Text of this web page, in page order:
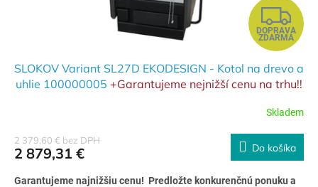
Z
A
D
A
R
M
DOPRAVA
ZDARMA
SLOKOV Variant SL27D EKODESIGN - Kotol na drevo a
uhlie 100000005 +Garantujeme nejnižší cenu na trhu!!
Skladem
2 379,60 € bez DPH
2 879,31 € Do košíka
Garantujeme najnižšiu cenu! Predložte konkurenčnú ponuku a